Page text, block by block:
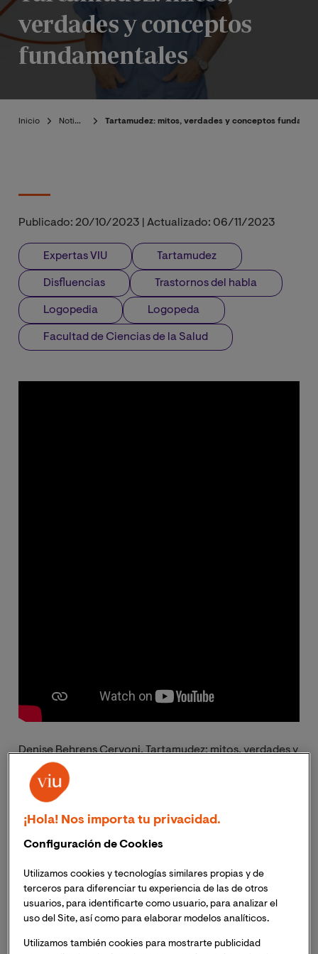
verdades y conceptos
fundamentales
Inicio Noticias Tartamudez: mitos, verdades y conceptos
Publicado: 20/10/2023 Actualizado: 06/11/2023
Expertas VIU Tartamudez
Disfluencias Trastornos del habla
Logopedia Logopeda
Facultad de Ciencias de la Salud
Denise Behrens Cervoni. Tartamudez: mitos, verdades y
conceptos fundamentales
El famoso orador de la Grecia clásica, Demóstenes; el
emperador romano Claudio; el padre de la teoría de la
de Cervantes; el histórico primer ministro británico
Winston Churchill o la leyenda del cine Marilyn
Monroe; todos comparten una característica en
común (además de inscribir sus nombres en la historia
por sus diversos méritos): la tartamudez.
¡Hola! Nos importa tu privacidad.
Configuración de Cookies
Utilizamos cookies y tecnologías similares propias y de
terceros para diferenciar tu experiencia de las de otros
usuarios, para identificarte como usuario, para analizar el
uso del Site, así como para elaborar modelos analíticos.
Utilizamos también cookies para mostrarte publicidad